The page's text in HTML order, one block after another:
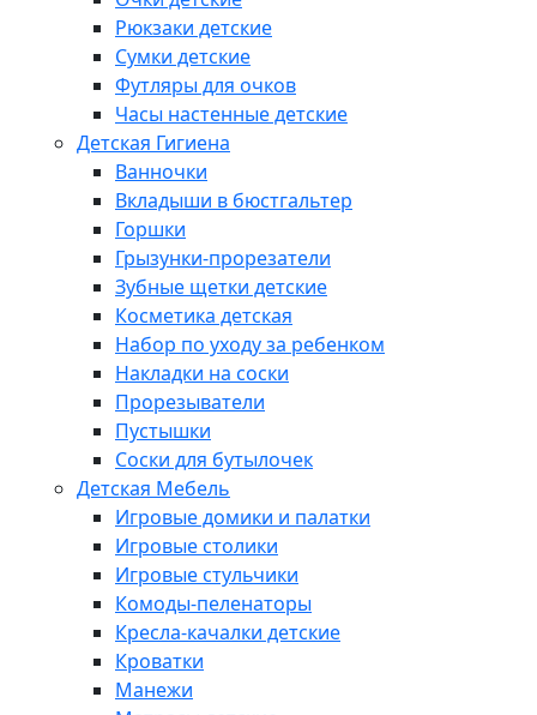
Рюкзаки детские
Сумки детские
Футляры для очков
Часы настенные детские
Детская Гигиена
Ванночки
Вкладыши в бюстгальтер
Горшки
Грызунки-прорезатели
Зубные щетки детские
Косметика детская
Набор по уходу за ребенком
Накладки на соски
Прорезыватели
Пустышки
Соски для бутылочек
Детская Мебель
Игровые домики и палатки
Игровые столики
Игровые стульчики
Комоды-пеленаторы
Кресла-качалки детские
Кроватки
Манежи